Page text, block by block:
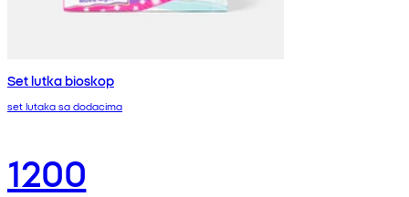
Set lutka bioskop
set lutaka sa dodacima
1200